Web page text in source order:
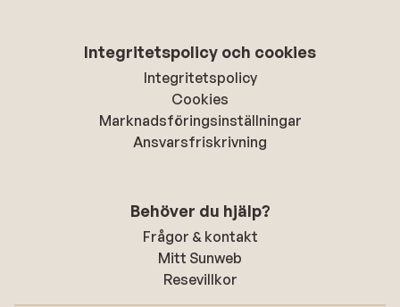
Integritetspolicy och cookies
Integritetspolicy
Cookies
Marknadsföringsinställningar
Ansvarsfriskrivning
Behöver du hjälp?
Frågor & kontakt
Mitt Sunweb
Resevillkor